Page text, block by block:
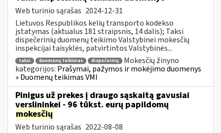
Web turinio sąrašas 2024-12-31
Lietuvos Respublikos kelių transporto kodekso
įstatymas (aktualus 181 straipsnis, 14 dalis); Taksi
dispečerinių duomenų teikimo Valstybinei mokesčių
inspekcijai taisyklės, patvirtintos Valstybinės...
taksi duomenų teikimas dispečernių
Mokesčių žinyno
kategorijos: Prašymai, pažymos ir mokėjimo duomenys
» Duomenų teikimas VMI
Pinigus už prekes į draugo sąskaitą gavusiai
verslininkei - 96 tūkst. eurų papildomų
mokesčių
Web turinio sąrašas 2022-08-08